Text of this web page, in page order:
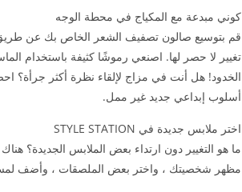
كوني مبدعة مع المكياج في محطة الوجه
قم بتوسيع صالون تصفيف الشعر الخاص بك عن
تغيير لا حصر لها. اصنعي رموشًا كثيفة باستخدام
الخدود! هل أنت في مزاج لإلقاء نظرة أكثر
أسلوب إبداعي جديد غير ممل.
اختر ملابس جديدة في STYLE STATION
ما هو التغيير دون ارتداء بعض الملابس الجديدة؟
مظهر شخصيتك ، واختر بعض الملصقات ، وأضف لمسة